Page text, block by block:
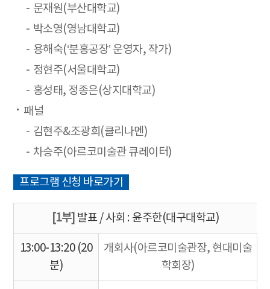
문재원(부산대학교)
박소영(영남대학교)
용해숙(‘분홍공장’ 운영자, 작가)
정현주(서울대학교)
홍성태, 정종은(상지대학교)
패널
김현주&조광희(클리나멘)
차승주(아르코미술관 큐레이터)
프로그램 신청 바로가기
[1부] 발표 / 사회 : 윤주한(대구대학교)
13:00-13:20 (20
분)
개회사(아르코미술관장, 현대미술
학회장)